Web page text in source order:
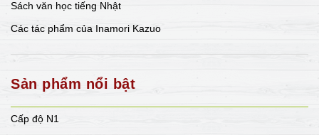
Sách văn học tiếng Nhật
Các tác phẩm của Inamori Kazuo
Sản phẩm nổi bật
Cấp độ N1